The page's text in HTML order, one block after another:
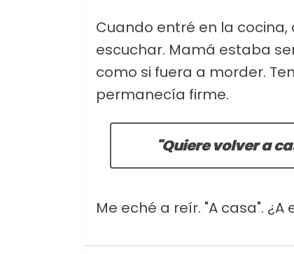
Cuando entré en la
escuchar. Mamá estaba
como si fuera a morder.
permanecía firme.
"Quiere volver a
Me eché a reír. "A casa".